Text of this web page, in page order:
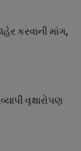
કરવાની માંગ,
વૃક્ષારોપણ